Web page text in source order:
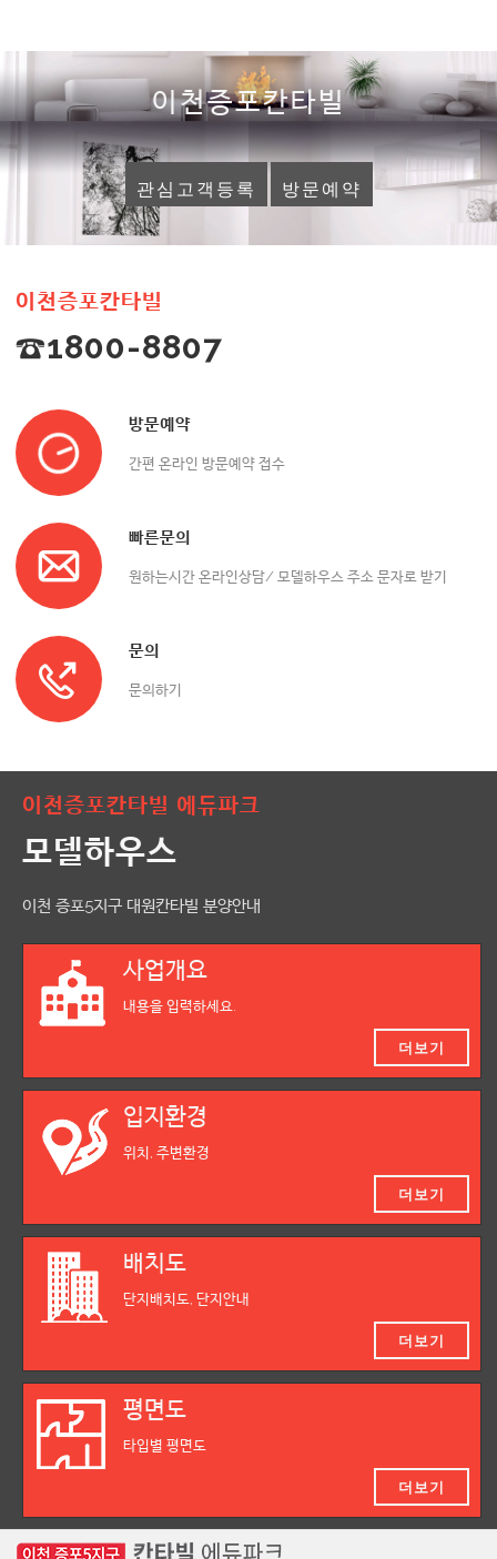
이천증포칸타빌
관심고객등록 방문예약
이천증포칸타빌
☎1800-8807
방문예약
간편 온라인 방문예약 접수
빠른문의
원하는시간 온라인상담/ 모델하우스 주소 문자로 받기
문의
문의하기
이천증포칸타빌 에듀파크
모델하우스
이천 증포5지구 대원칸타빌 분양안내
사업개요
내용을 입력하세요.
더보기
입지환경
위치, 주변환경
더보기
배치도
단지배치도, 단지안내
더보기
평면도
타입별 평면도
더보기